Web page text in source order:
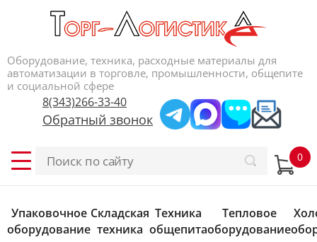
Оборудование, техника, расходные материалы для
автоматизации в торговле, промышленности, общепите
и социальной сфере
8(343)266-33-40
Обратный звонок
Упаковочное
оборудование
Складская
техника
Техника
общепита
Тепловое
оборудование